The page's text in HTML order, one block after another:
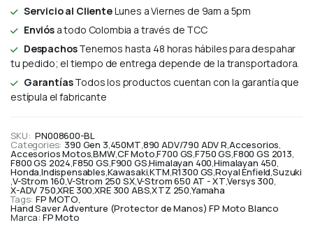
Servicio al ClienteLunes a Viernes de 9am a 5pm
Enviósa todo Colombia a través de TCC
DespachosTenemos hasta 48 horas hábiles para despahar
tu pedido; el tiempo de entrega depende de la transportadora.
GarantíasTodos los productos cuentan con la garantía que
estípula el fabricante
SKU: PN008600-BL
Categories: 390 Gen 3,450MT,890 ADV/790 ADV R,Accesorios,
Accesorios Motos,BMW,CF Moto,F700 GS,F750 GS,F800 GS 2013,
F800 GS 2024,F850 GS,F900 GS,Himalayan 400,Himalayan 450,
Honda,Indispensables,Kawasaki,KTM,R1300 GS,Royal Enfield,Suzuki
,V-Strom 160,V-Strom 250 SX,V-Strom 650 AT - XT,Versys 300,
X-ADV 750,XRE 300,XRE 300 ABS,XTZ 250,Yamaha
Tags: FP MOTO,
Hand Saver Adventure (Protector de Manos) FP Moto Blanco
Marca: FP Moto